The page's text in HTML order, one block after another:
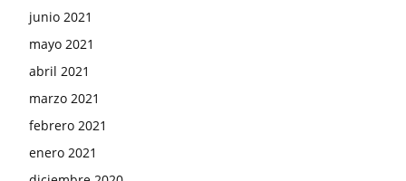
junio 2021
mayo 2021
abril 2021
marzo 2021
febrero 2021
enero 2021